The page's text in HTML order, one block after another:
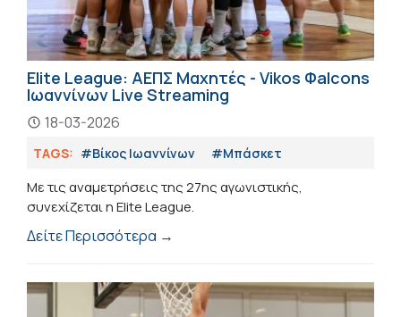
Elite League: ΑΕΠΣ Μαχητές - Vikos Φalcons
Ιωαννίνων Live Streaming
18-03-2026
TAGS: #Βίκος Ιωαννίνων #Μπάσκετ
Με τις αναμετρήσεις της 27ης αγωνιστικής,
συνεχίζεται η Elite League.
Δείτε Περισσότερα →